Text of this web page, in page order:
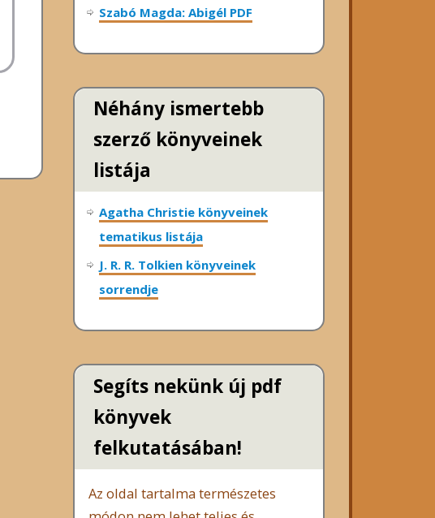
Szabó Magda: Abigél PDF
Néhány ismertebb
szerző könyveinek
listája
Agatha Christie könyveinek
tematikus listája
J. R. R. Tolkien könyveinek
sorrendje
Segíts nekünk új pdf
könyvek
felkutatásában!
Az oldal tartalma természetes